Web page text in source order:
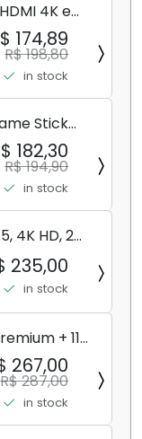
4K e
Plug
console
174,89
R$ 198,80
in stock
Stick
controlr
retrô 4k
182,30
R$ 194,90
in stock
4K HD, 2
Jogos,
235,00
in stock
+ 114
267,00
R$ 287,00
in stock